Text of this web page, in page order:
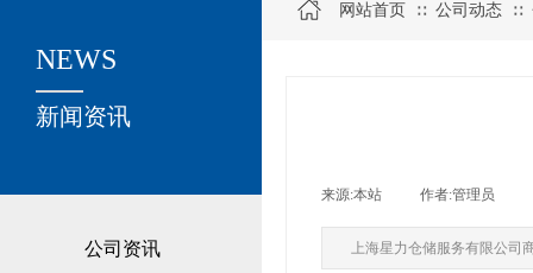
公司资讯
关于我们
新闻资讯
NEWS
网站首页 ∷ 公司动态 ∷
来源:本站 作者:管理员
上海星力仓储服务有限公